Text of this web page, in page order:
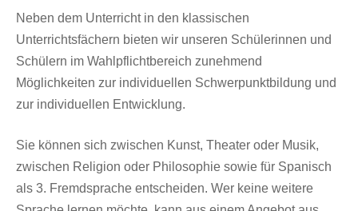
Neben dem Unterricht in den klassischen
Unterrichtsfächern bieten wir unseren Schülerinnen und
Schülern im Wahlpflichtbereich zunehmend
Möglichkeiten zur individuellen Schwerpunktbildung und
zur individuellen Entwicklung.
Sie können sich zwischen Kunst, Theater oder Musik,
zwischen Religion oder Philosophie sowie für Spanisch
als 3. Fremdsprache entscheiden. Wer keine weitere